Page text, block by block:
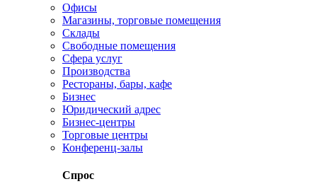
Офисы
Магазины, торговые помещения
Склады
Свободные помещения
Сфера услуг
Производства
Рестораны, бары, кафе
Бизнес
Юридический адрес
Бизнес-центры
Торговые центры
Конференц-залы
Спрос